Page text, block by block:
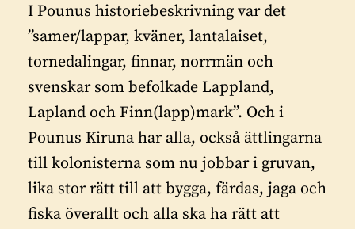
I Pounus historiebeskrivning var det
”samer/lappar, kväner, lantalaiset,
tornedalingar, finnar, norrmän och
svenskar som befolkade Lappland,
Lapland och Finn(lapp)mark”. Och i
Pounus Kiruna har alla, också ättlingarna
till kolonisterna som nu jobbar i gruvan,
lika stor rätt till att bygga, färdas, jaga och
fiska överallt och alla ska ha rätt att